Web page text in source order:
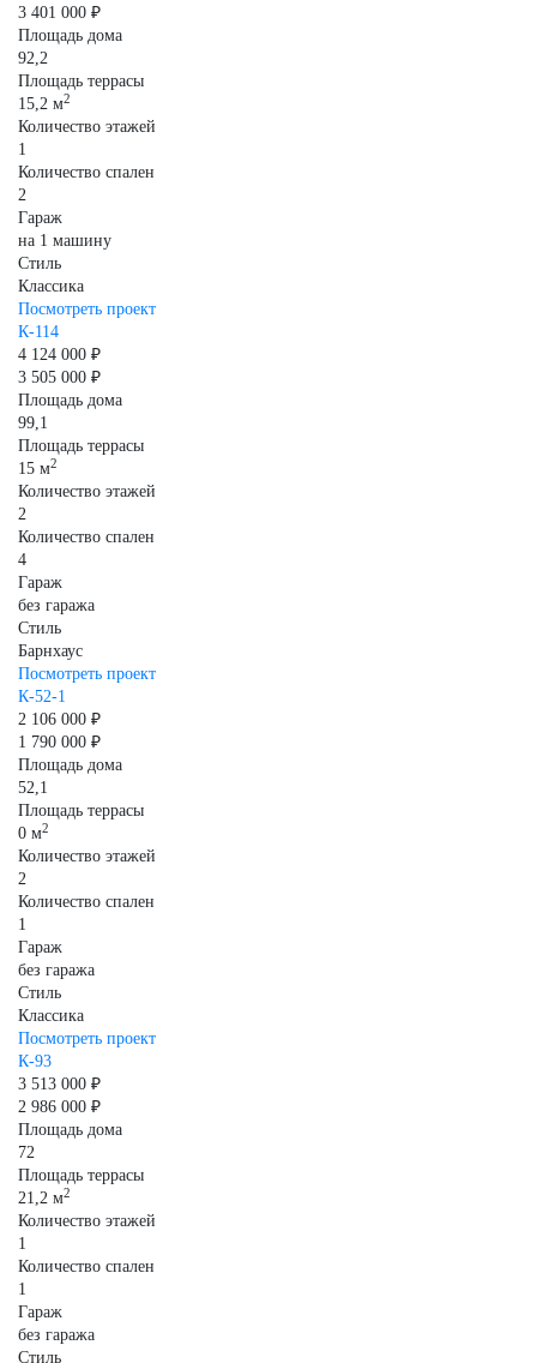
3 401 000 ₽
Площадь дома
92,2
Площадь террасы
15,2 м2
Количество этажей
1
Количество спален
2
Гараж
на 1 машину
Стиль
Классика
Посмотреть проект
К-114
4 124 000 ₽
3 505 000 ₽
Площадь дома
99,1
Площадь террасы
15 м2
Количество этажей
2
Количество спален
4
Гараж
без гаража
Стиль
Барнхаус
Посмотреть проект
К-52-1
2 106 000 ₽
1 790 000 ₽
Площадь дома
52,1
Площадь террасы
0 м2
Количество этажей
2
Количество спален
1
Гараж
без гаража
Стиль
Классика
Посмотреть проект
К-93
3 513 000 ₽
2 986 000 ₽
Площадь дома
72
Площадь террасы
21,2 м2
Количество этажей
1
Количество спален
1
Гараж
без гаража
Стиль